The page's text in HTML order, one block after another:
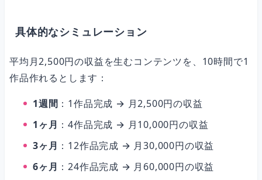
具体的なシミュレーション
平均月2,500円の収益を生むコンテンツを、10時間で1
作品作れるとします：
1週間 ：1作品完成 → 月2,500円の収益
1ヶ月 ：4作品完成 → 月10,000円の収益
3ヶ月 ：12作品完成 → 月30,000円の収益
6ヶ月 ：24作品完成 → 月60,000円の収益